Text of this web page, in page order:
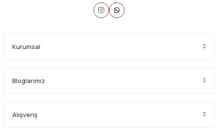
Kurumsal
Bloglarımız
Alışveriş